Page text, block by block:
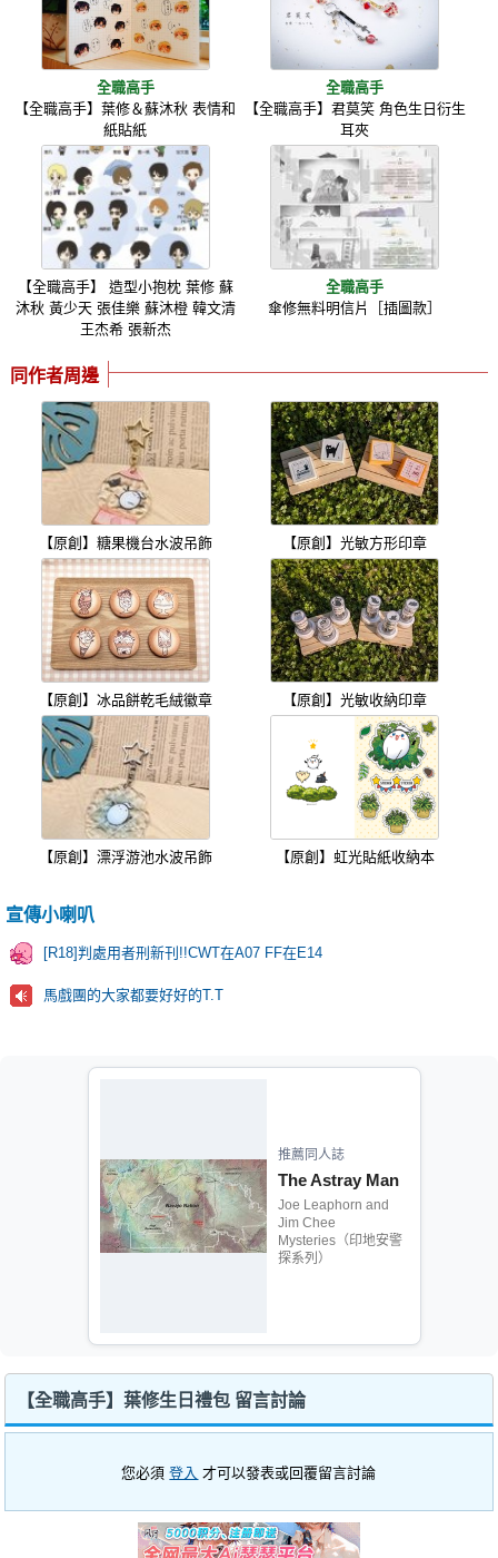
全職高手
【全職高手】葉修＆蘇沐秋 表情和
紙貼紙
全職高手
【全職高手】君莫笑 角色生日衍生
耳夾
【全職高手】 造型小抱枕 葉修 蘇
沐秋 黃少天 張佳樂 蘇沐橙 韓文清
王杰希 張新杰
全職高手
傘修無料明信片［插圖款］
同作者周邊
【原創】糖果機台水波吊飾 【原創】光敏方形印章
【原創】冰品餅乾毛絨徽章 【原創】光敏收納印章
【原創】漂浮游池水波吊飾 【原創】虹光貼紙收納本
宣傳小喇叭
[R18]判處用者刑新刊!!CWT在A07 FF在E14
馬戲團的大家都要好好的T.T
推薦同人誌
The Astray Man
Joe Leaphorn and
Jim Chee
Mysteries（印地安警
探系列）
【全職高手】葉修生日禮包 留言討論
您必須登入 才可以發表或回覆留言討論